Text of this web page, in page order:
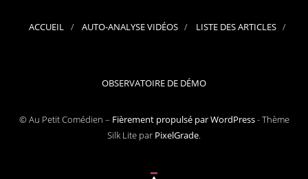
ACCUEIL AUTO-ANALYSE VIDÉOS LISTE DES ARTICLES
OBSERVATOIRE DE DÉMO
© Au Petit Comédien – Fièrement propulsé par WordPress-Thème
Silk Lite par PixelGrade.